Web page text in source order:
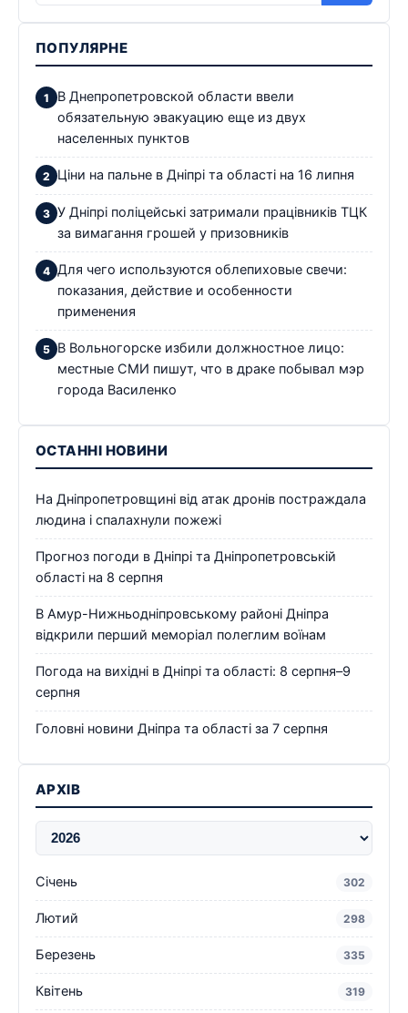
ПОПУЛЯРНЕ
В Днепропетровской области ввели
обязательную эвакуацию еще из двух
населенных пунктов
Ціни на пальне в Дніпрі та області на 16 липня
У Дніпрі поліцейські затримали працівників ТЦК
за вимагання грошей у призовників
Для чего используются облепиховые свечи:
показания, действие и особенности
применения
В Вольногорске избили должностное лицо:
местные СМИ пишут, что в драке побывал мэр
города Василенко
ОСТАННІ НОВИНИ
На Дніпропетровщині від атак дронів постраждала
людина і спалахнули пожежі
Прогноз погоди в Дніпрі та Дніпропетровській
області на 8 серпня
В Амур-Нижньодніпровському районі Дніпра
відкрили перший меморіал полеглим воїнам
Погода на вихідні в Дніпрі та області: 8 серпня–9
серпня
Головні новини Дніпра та області за 7 серпня
АРХІВ
Січень 302
Лютий 298
Березень 335
Квітень 319